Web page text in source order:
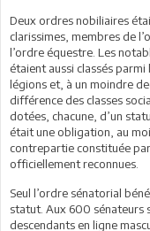
Deux ordres nobiliaires
clarissimes, membres de
l’ordre équestre. Les
étaient aussi classés
légions et, à un moindre
différence des classes
dotées, chacune, d’un
était une obligation, au
contrepartie constituée
officiellement reconnues.
Seul l’ordre sénatorial
statut. Aux 600 sénateurs
descendants en ligne